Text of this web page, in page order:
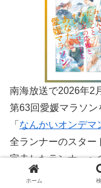
南海放送で2026年2
第63回愛媛マラソン
「 なんかいオンデマ
全ランナーのスター
完走したランナーへ
ホーム